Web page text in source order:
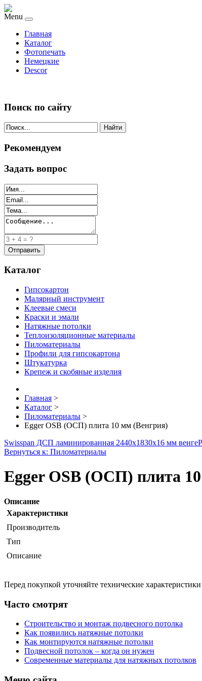
Menu
Главная
Каталог
Фотопечать
Немецкие
Descor
Поиск по сайту
Найти
Рекомендуем
Задать вопрос
Каталог
Гипсокартон
Малярный инструмент
Клеевые смеси
Краски и эмали
Натяжные потолки
Теплоизоляционные материалы
Пиломатериалы
Профили для гипсокартона
Штукатурка
Крепеж и скобяные изделия
Главная >
Каталог >
Пиломатериалы >
Egger OSB (ОСП) плита 10 мм (Венгрия)
Swisspan ДСП ламинированная 2440х1830х16 мм венге
Вернуться к: Пиломатериалы
Egger OSB (ОСП) плита
Описание
Характеристики
Производитель
Тип
Описание
Перед покупкой уточняйте технические
Часто смотрят
Строительство и монтаж подвесного потолка
Как появились натяжные потолки
Как монтируются натяжные потолки
Подвесной потолок – когда он нужен
Современные материалы для натяжных потолков